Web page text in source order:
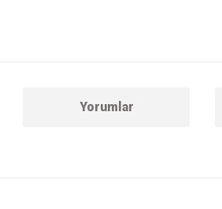
Yorumlar